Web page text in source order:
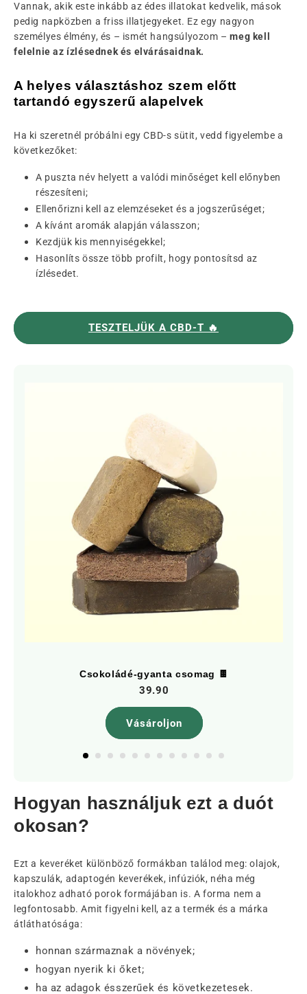
Vannak, akik este inkább az édes illatokat kedvelik, mások
pedig napközben a friss illatjegyeket. Ez egy nagyon
személyes élmény, és – ismét hangsúlyozom –meg kell
felelnie az ízlésednek és elvárásaidnak.
A helyes választáshoz szem előtt
tartandó egyszerű alapelvek
Ha ki szeretnél próbálni egy CBD-s sütit, vedd figyelembe a
következőket:
A puszta név helyett a valódi minőséget kell előnyben
részesíteni;
Ellenőrizni kell az elemzéseket és a jogszerűséget;
A kívánt aromák alapján válasszon;
Kezdjük kis mennyiségekkel;
Hasonlíts össze több profilt, hogy pontosítsd az
ízlésedet.
TESZTELJÜK A CBD-T 🔥
Csokoládé-gyanta csomag 🍫
39.90
Vásároljon
Hogyan használjuk ezt a duót
okosan?
Ezt a keveréket különböző formákban találod meg: olajok,
kapszulák, adaptogén keverékek, infúziók, néha még
italokhoz adható porok formájában is. A forma nem a
legfontosabb. Amit figyelni kell, az a termék és a márka
átláthatósága:
honnan származnak a növények;
hogyan nyerik ki őket;
ha az adagok ésszerűek és következetesek.